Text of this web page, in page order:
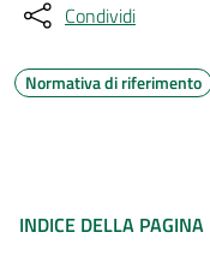
Condividi
Normativa di riferimento
INDICE DELLA PAGINA